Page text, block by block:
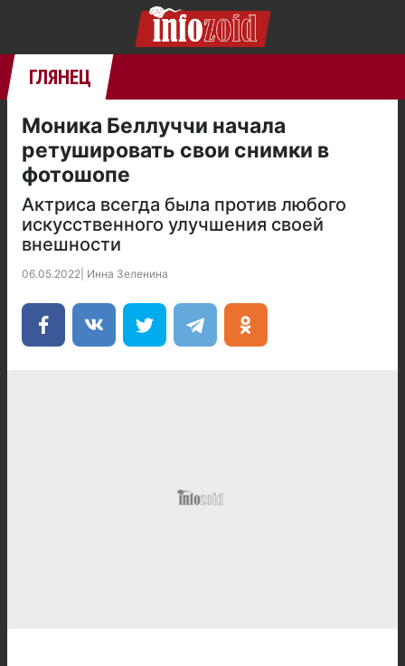
ГЛЯНЕЦ
Моника Беллуччи начала
ретушировать свои снимки в
фотошопе
Актриса всегда была против любого
искусственного улучшения своей
внешности
06.05.2022 Инна Зеленина